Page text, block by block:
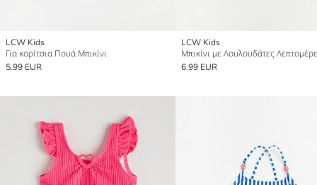
LCW Kids
Για κορίτσια Πουά Μπικίνι
5.99 EUR
LCW Kids
6.99 EUR